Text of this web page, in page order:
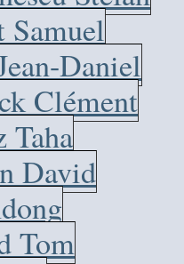
Samuel
Daniel
Clément
Taha
David
Tom